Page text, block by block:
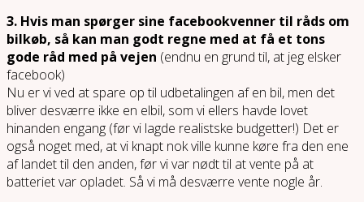
3. Hvis man spørger sine facebookvenner til råds om
bilkøb, så kan man godt regne med at få et tons
gode råd med på vejen (endnu en grund til, at jeg elsker
facebook)
Nu er vi ved at spare op til udbetalingen af en bil, men det
bliver desværre ikke en elbil, som vi ellers havde lovet
hinanden engang (før vi lagde realistske budgetter!) Det er
også noget med, at vi knapt nok ville kunne køre fra den ene
af landet til den anden, før vi var nødt til at vente på at
batteriet var opladet. Så vi må desværre vente nogle år.